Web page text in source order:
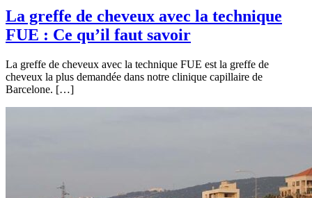
La greffe de cheveux avec la technique
FUE : Ce qu’il faut savoir
La greffe de cheveux avec la technique FUE est la greffe de
cheveux la plus demandée dans notre clinique capillaire de
Barcelone. […]